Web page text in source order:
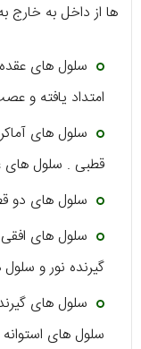
ها از داخل به خارج
سلول های
امتداد یافته و
سلول های
قطبی . سلول های
سلول های دو
سلول های
گیرنده نور و
سلول های
سلول های